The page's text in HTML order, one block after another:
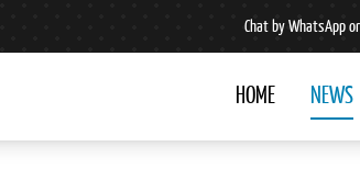
Chat by WhatsApp
HOME NEWS